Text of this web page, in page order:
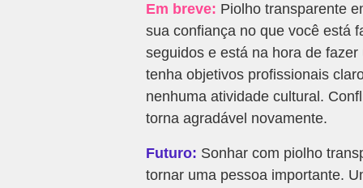
Em breve: Piolho transparente
sua confiança no que você está
seguidos e está na hora de
tenha objetivos profissionais
nenhuma atividade cultural.
torna agradável novamente.
Futuro: Sonhar com piolho
tornar uma pessoa importante.